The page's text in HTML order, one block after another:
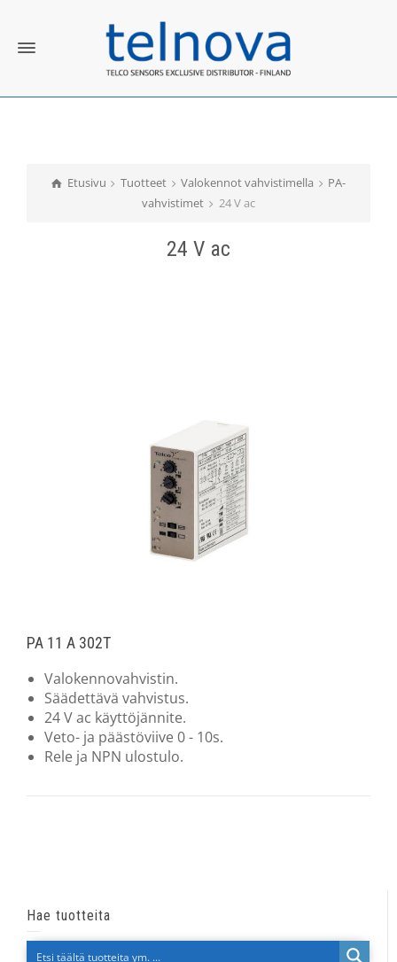
Etusivu Tuotteet Valokennot vahvistimella
PA-
vahvistimet
24 V ac
24 V ac
PA 11 A 302T
Valokennovahvistin.
Säädettävä vahvistus.
24 V ac käyttöjännite.
Veto- ja päästöviive 0 - 10s.
Rele ja NPN ulostulo.
Hae tuotteita